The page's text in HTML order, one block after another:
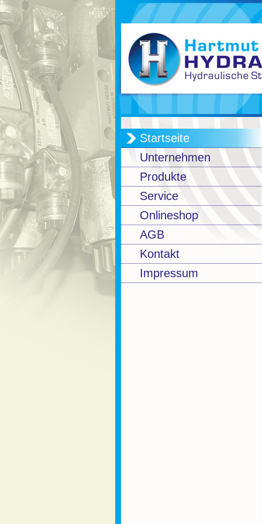
Startseite
Unternehmen
Produkte
Service
Onlineshop
AGB
Kontakt
Impressum